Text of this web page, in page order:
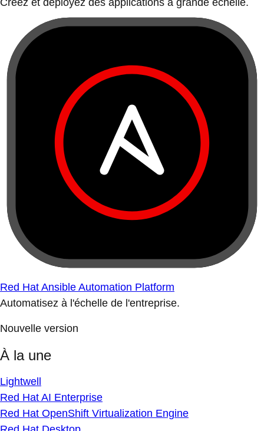
Créez et déployez des applications à grande échelle.
Red Hat Ansible Automation Platform
Automatisez à l'échelle de l'entreprise.
Nouvelle version
À la une
Lightwell
Red Hat AI Enterprise
Red Hat OpenShift Virtualization Engine